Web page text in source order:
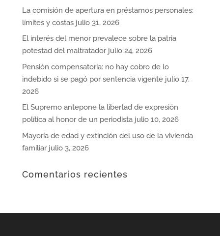
La comisión de apertura en préstamos personales:
límites y costas julio 31, 2026
El interés del menor prevalece sobre la patria
potestad del maltratador julio 24, 2026
Pensión compensatoria: no hay cobro de lo
indebido si se pagó por sentencia vigente julio 17,
2026
El Supremo antepone la libertad de expresión
política al honor de un periodista julio 10, 2026
Mayoría de edad y extinción del uso de la vivienda
familiar julio 3, 2026
Comentarios recientes